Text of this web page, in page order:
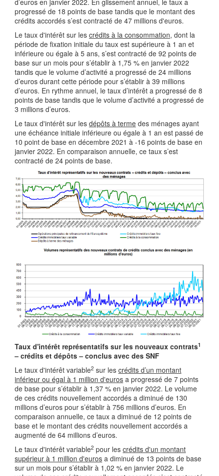
d’euros en janvier 2022. En glissement annuel, le taux a
progressé de 18 points de base tandis que le montant des
crédits accordés s’est contracté de 47 millions d'euros.
Le taux d'intérêt sur les crédits à la consommation, dont la
période de fixation initiale du taux est supérieure à 1 an et
inférieure ou égale à 5 ans, s’est contracté de 92 points de
base sur un mois pour s’établir à 1,75 % en janvier 2022
tandis que le volume d’activité a progressé de 24 millions
d’euros durant cette période pour s’établir à 39 millions
d’euros. En rythme annuel, le taux d’intérêt a progressé de 8
points de base tandis que le volume d’activité a progressé de
3 millions d’euros.
Le taux d'intérêt sur les dépôts à terme des ménages ayant
une échéance initiale inférieure ou égale à 1 an est passé de
10 point de base en décembre 2021 à -16 points de base en
janvier 2022. En comparaison annuelle, ce taux s’est
contracté de 24 points de base.
Taux d'intérêt représentatifs sur les nouveaux contrats1
– crédits et dépôts – conclus avec des SNF
Le taux d'intérêt variable2 sur les crédits d’un montant
inférieur ou égal à 1 million d'euros a progressé de 7 points
de base pour s’établir à 1,37 % en janvier 2022. Le volume
de ces crédits nouvellement accordés a diminué de 130
millions d’euros pour s’établir à 756 millions d’euros. En
comparaison annuelle, ce taux a diminué de 12 points de
base et le montant des crédits nouvellement accordés a
augmenté de 64 millions d’euros.
Le taux d'intérêt variable2 pour les crédits d'un montant
supérieur à 1 million d'euros a diminué de 13 points de base
sur un mois pour s’établir à 1,02 % en janvier 2022. Le